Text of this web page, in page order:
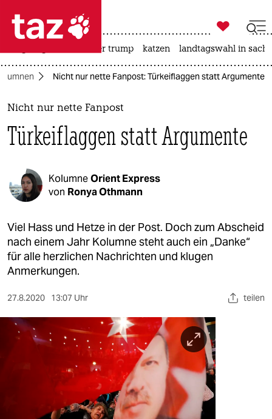
 taz zahl ich
taz zahl ich
themen
politik
öko
gesellschaft
kultur
sport
berlin
nord
wahrheit
veranstaltungen

taz zahl ich
usa unter trump katzen landtagswahl in
Nicht nur nette Fanpost: Türkeiflaggen statt Argumente
Nicht nur nette Fanpost
Türkeiflaggen statt Argumente
KolumneOrient Express
von Ronya Othmann
Viel Hass und Hetze in der Post. Doch zum Abscheid
nach einem Jahr Kolumne steht auch ein „Danke“
für alle herzlichen Nachrichten und klugen
Anmerkungen.
27.8.2020 13:07 Uhr teilen